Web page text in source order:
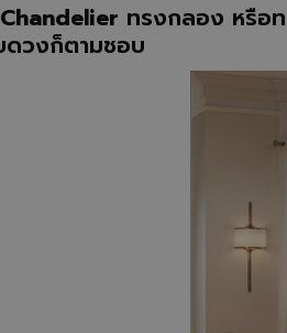
ทรงกลอง หรือ
ดวงก็ตามชอบ